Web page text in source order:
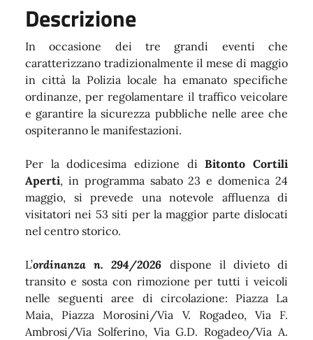
Descrizione
In occasione dei tre grandi eventi che
caratterizzano tradizionalmente il mese di maggio
in città la Polizia locale ha emanato specifiche
ordinanze, per regolamentare il traffico veicolare
e garantire la sicurezza pubbliche nelle aree che
ospiteranno le manifestazioni.
Per la dodicesima edizione diBitonto Cortili
Aperti, in programma sabato 23 e domenica 24
maggio, si prevede una notevole affluenza di
visitatori nei 53 siti per la maggior parte dislocati
nel centro storico.
L’ordinanza n. 294/2026 dispone il divieto di
transito e sosta con rimozione per tutti i veicoli
nelle seguenti aree di circolazione: Piazza La
Maia, Piazza Morosini/Via V. Rogadeo, Via F.
Ambrosi/Via Solferino, Via G.D. Rogadeo/Via A.